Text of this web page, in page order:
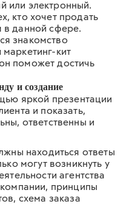
или электронный.
кто хочет продать
в данной сфере.
знакомство
кит
поможет достичь
и создание
яркой презентации
и показать,
ответственны и
находиться ответы
могут возникнуть у
агентства
принципы
схема заказа